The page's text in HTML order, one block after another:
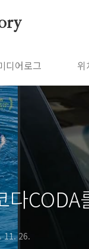
디어로그 위
CODA
11. 26.